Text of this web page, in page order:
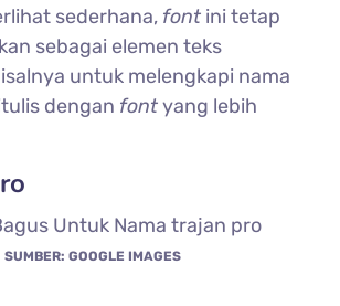
sederhana, font ini tetap
sebagai elemen teks
untuk melengkapi nama
dengan fontyang lebih
SUMBER: GOOGLE IMAGES